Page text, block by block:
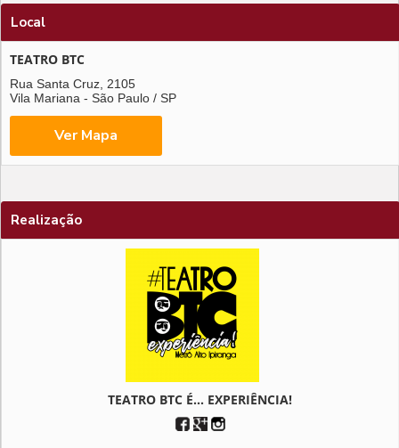
Local
TEATRO BTC
Rua Santa Cruz, 2105
Vila Mariana - São Paulo / SP
Realização
TEATRO BTC É... EXPERIÊNCIA!